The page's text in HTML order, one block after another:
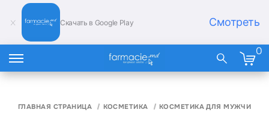
Скачать в Google Play Смотреть
0
ГЛАВНАЯ СТРАНИЦА КОСМЕТИКА КОСМЕТИКА ДЛЯ МУЖЧИН